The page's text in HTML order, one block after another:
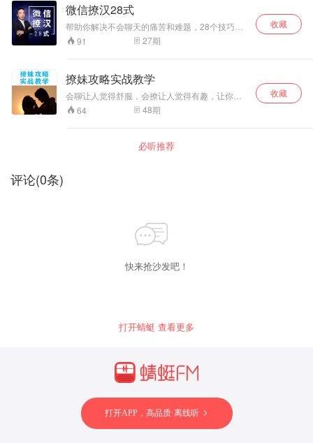
微信撩汉28式
帮助你解决不会聊天的痛苦和难题，28个技巧，
让你学会微信聊天！
91 27期
收藏
撩妹攻略实战教学
会聊让人觉得舒服，会撩让人觉得有趣，让你成
为超有魅力的男人。
64 48期
收藏
必听推荐
评论(0条)
快来抢沙发吧！
打开蜻蜓 查看更多
打开APP，高品质·离线听